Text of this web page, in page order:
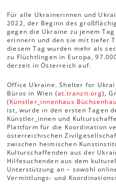
Für alle Ukrainerinnen und
2022, der Beginn des
gegen die Ukraine zu jenem
erinnern und den sie mit tiefer
diesem Tag wurden mehr als
zu Flüchtlingen in Europa,
derzeit in Österreich auf.
Office Ukraine. Shelter for
Büros in Wien (at.tranzit.org),
(Künstler_innenhaus
ist, wurde in den ersten Tagen
Künstler_innen und
Plattform für die Koordination
österreichischen
zwischen heimischen
Kulturschaffenden aus der
Hilfesuchenden aus dem
Unterstützung an – sowohl
Vermittlungs- und